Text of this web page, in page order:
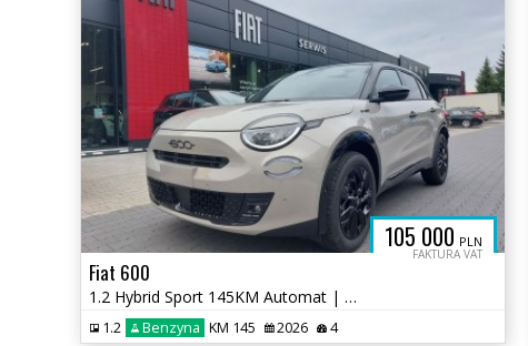
105 000 PLN
FAKTURA VAT
Fiat 600
1.2 Hybrid Sport 145KM Automat | Nowy | SalonPL
1.2 Benzyna KM 145 2026 4